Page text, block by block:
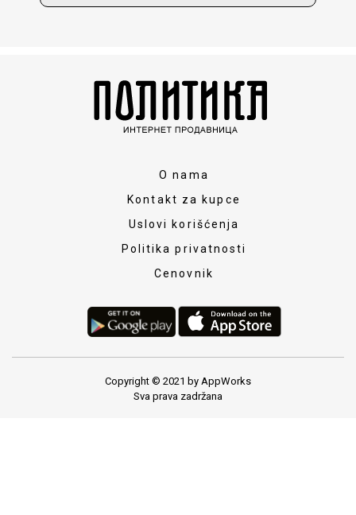
O nama
Kontakt za kupce
Uslovi korišćenja
Politika privatnosti
Cenovnik
Copyright © 2021 by AppWorks
Sva prava zadržana